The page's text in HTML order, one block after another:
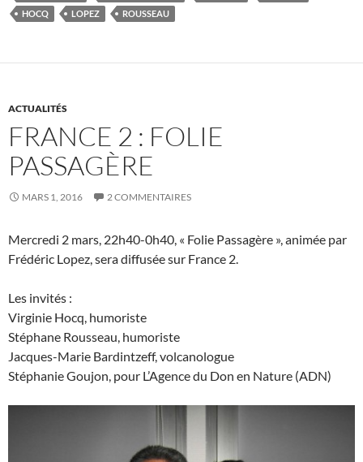
HOCQ
LOPEZ ROUSSEAU
ACTUALITÉS
FRANCE 2 : FOLIE
PASSAGÈRE
MARS 1, 2016 2 COMMENTAIRES
Mercredi 2 mars, 22h40-0h40, « Folie Passagère », animée par
Frédéric Lopez, sera diffusée sur France 2.
Les invités :
Virginie Hocq, humoriste
Stéphane Rousseau, humoriste
Jacques-Marie Bardintzeff, volcanologue
Stéphanie Goujon, pour L’Agence du Don en Nature (ADN)